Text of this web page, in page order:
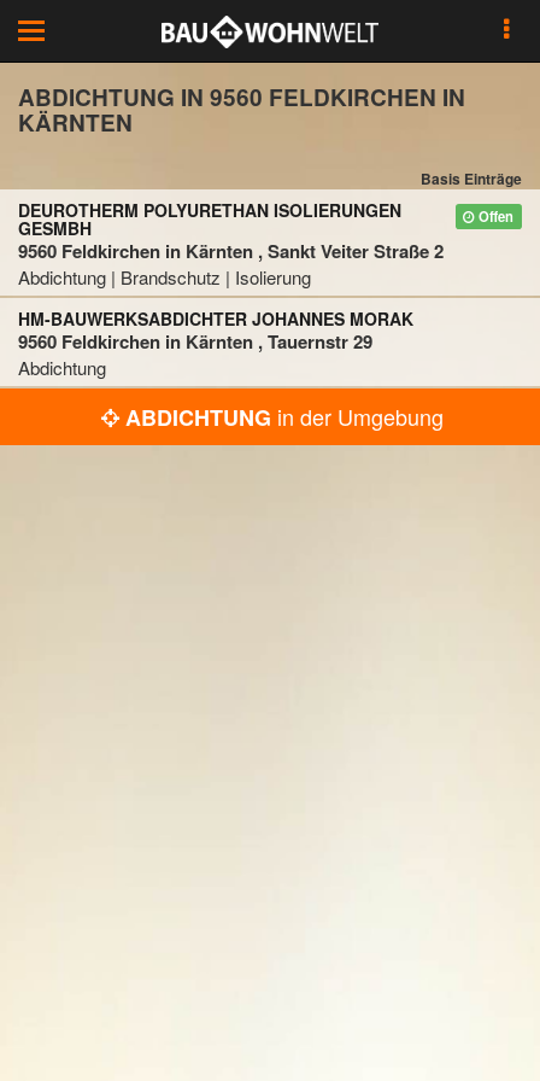
Toggle
navigation
ABDICHTUNG IN 9560 FELDKIRCHEN IN
KÄRNTEN
Basis Einträge
Offen
DEUROTHERM POLYURETHAN ISOLIERUNGEN
GESMBH
9560 Feldkirchen in Kärnten , Sankt Veiter Straße 2
Abdichtung | Brandschutz | Isolierung
HM-BAUWERKSABDICHTER JOHANNES MORAK
9560 Feldkirchen in Kärnten , Tauernstr 29
Abdichtung
ABDICHTUNG in der Umgebung